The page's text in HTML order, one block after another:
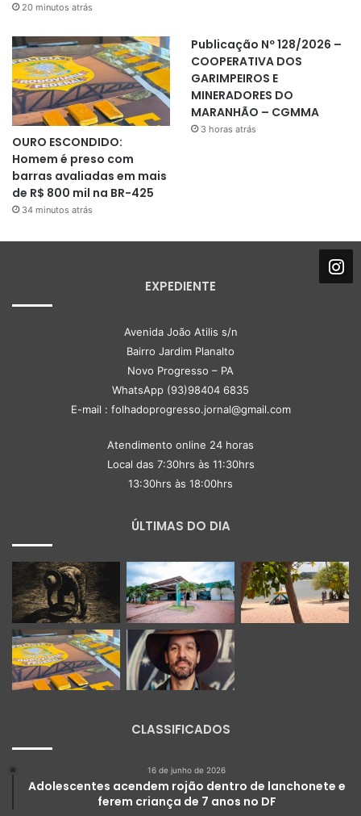
20 minutos atrás
OURO ESCONDIDO:
Homem é preso com
barras avaliadas em mais
de R$ 800 mil na BR-425
34 minutos atrás
Publicação Nº 128/2026 –
COOPERATIVA DOS
GARIMPEIROS E
MINERADORES DO
MARANHÃO – CGMMA
3 horas atrás
EXPEDIENTE
Avenida João Atilis s/n
Bairro Jardim Planalto
Novo Progresso – PA
WhatsApp (93)98404 6835
E-mail : folhadoprogresso.jornal@gmail.com
Atendimento online 24 horas
Local das 7:30hrs às 11:30hrs
13:30hrs às 18:00hrs
ÚLTIMAS DO DIA
CLASSIFICADOS
16 de junho de 2026
Adolescentes acendem rojão dentro de lanchonete e
ferem criança de 7 anos no DF